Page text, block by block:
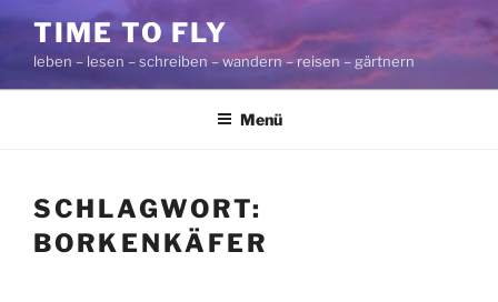
Zum
Inhalt
springen
TIME TO FLY
leben – lesen – schreiben – wandern – reisen – gärtnern
Menü
SCHLAGWORT:
BORKENKÄFER